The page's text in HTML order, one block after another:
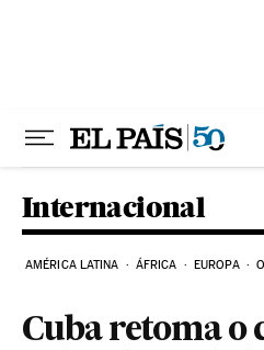
Internacional
AMÉRICA LATINA ÁFRICA EUROPA
Cuba retoma o